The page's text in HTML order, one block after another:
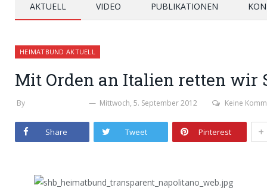
AKTUELL VIDEO PUBLIKATIONEN
HEIMATBUND AKTUELL
Mit Orden an Italien retten wir
By Mittwoch, 5. September 2012 Keine
Share Tweet Pinterest +